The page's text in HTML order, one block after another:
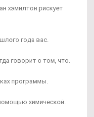
хэмилтон рискует
года вас.
говорит о том, что.
программы.
химической.